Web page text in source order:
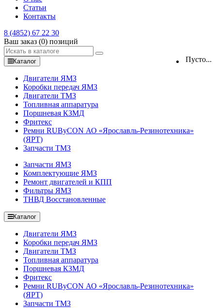
Статьи
Контакты
8 (4852) 67 22 30
Ваш заказ (0) позиций
Пусто...
Каталог
Двигатели ЯМЗ
Коробки передач ЯМЗ
Двигатели ТМЗ
Топливная аппаратура
Поршневая КЗМД
Фритекс
Ремни RUByCON АО «Ярославль-Резинотехника»
(ЯРТ)
Запчасти ТМЗ
Запчасти ЯМЗ
Комплектующие ЯМЗ
Ремонт двигателей и КПП
Фильтры ЯМЗ
ТНВД Восстановленные
Каталог
Двигатели ЯМЗ
Коробки передач ЯМЗ
Двигатели ТМЗ
Топливная аппаратура
Поршневая КЗМД
Фритекс
Ремни RUByCON АО «Ярославль-Резинотехника»
(ЯРТ)
Запчасти ТМЗ